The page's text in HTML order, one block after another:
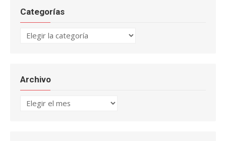
Categorías
Categorías
Archivo
Archivo